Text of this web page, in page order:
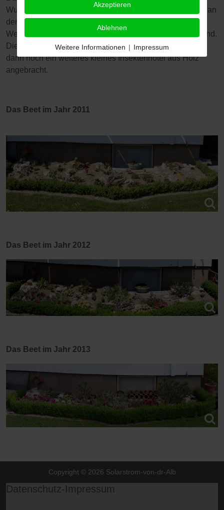
Wurzeln nach unseren Vorstellungen "aufgebaut". Direkt an
der Hauswand liegen zwei Tonröhren (eigentlich als
Weinregal gedacht), welche mit Holzstücken aufgefüllt sind.
Diese dienen als Insektenhotel. An der Wand haben wir
dann noch ein weiteres kleines Insektenhotel aus Holz
angebracht.
Das Beet im Jahr 2011
Das Beet im Jahr 2012
Das Beet im Jahr 2013
Copyright © 2026 Solarstrom-von-dr-Alb
Datenschutz-Impressum
Akzeptieren
Ablehnen
Weitere Informationen | Impressum